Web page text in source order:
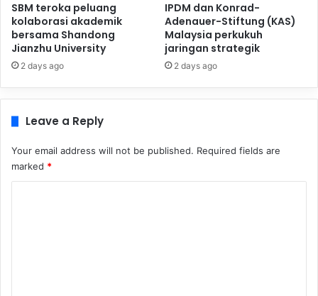
SBM teroka peluang
kolaborasi akademik
bersama Shandong
Jianzhu University
2 days ago
IPDM dan Konrad-
Adenauer-Stiftung (KAS)
Malaysia perkukuh
jaringan strategik
2 days ago
Leave a Reply
Your email address will not be published. Required fields are
marked *